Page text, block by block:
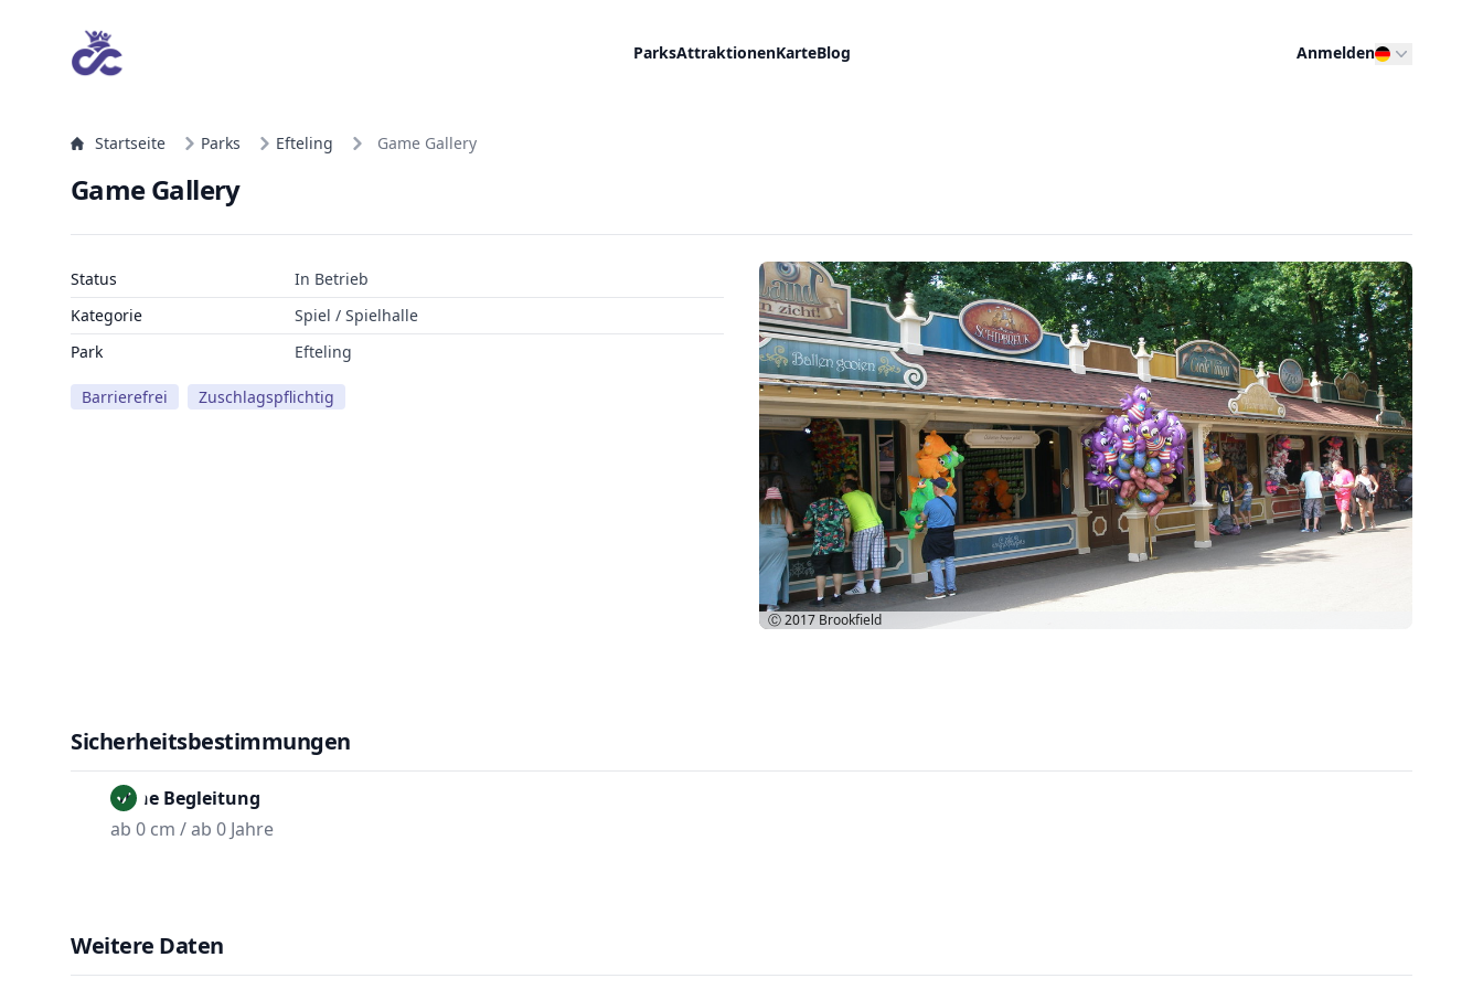
ParksAttraktionenKarteBlog Anmelden
Startseite Parks Efteling Game Gallery
Game Gallery
Status
In Betrieb
Kategorie
Spiel / Spielhalle
Park
Efteling
Barrierefrei Zuschlagspflichtig
Ⓒ 2017 Brookfield
Sicherheitsbestimmungen
Ohne Begleitung
ab 0 cm / ab 0 Jahre
Weitere Daten